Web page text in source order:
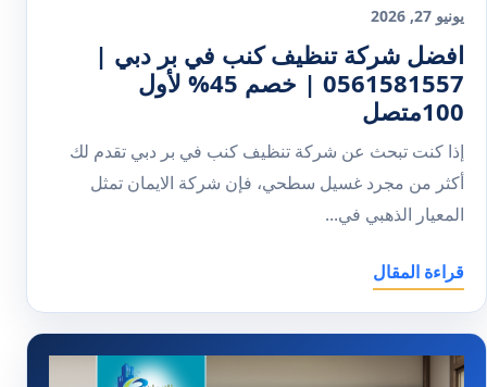
يونيو 27, 2026
افضل شركة تنظيف كنب في بر دبي |
0561581557 | خصم 45% لأول
100متصل
إذا كنت تبحث عن شركة تنظيف كنب في بر دبي تقدم لك
أكثر من مجرد غسيل سطحي، فإن شركة الايمان تمثل
المعيار الذهبي في...
قراءة المقال